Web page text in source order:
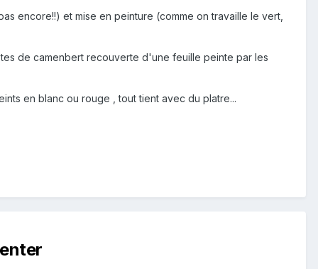
encore!!) et mise en peinture (comme on travaille le vert,
de camenbert recouverte d'une feuille peinte par les
en blanc ou rouge , tout tient avec du platre...